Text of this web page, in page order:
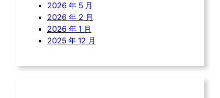
2026 年 5 月
2026 年 2 月
2026 年 1 月
2025 年 12 月